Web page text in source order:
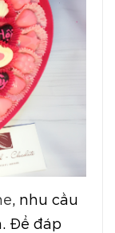
, nhu cầu
Để đáp